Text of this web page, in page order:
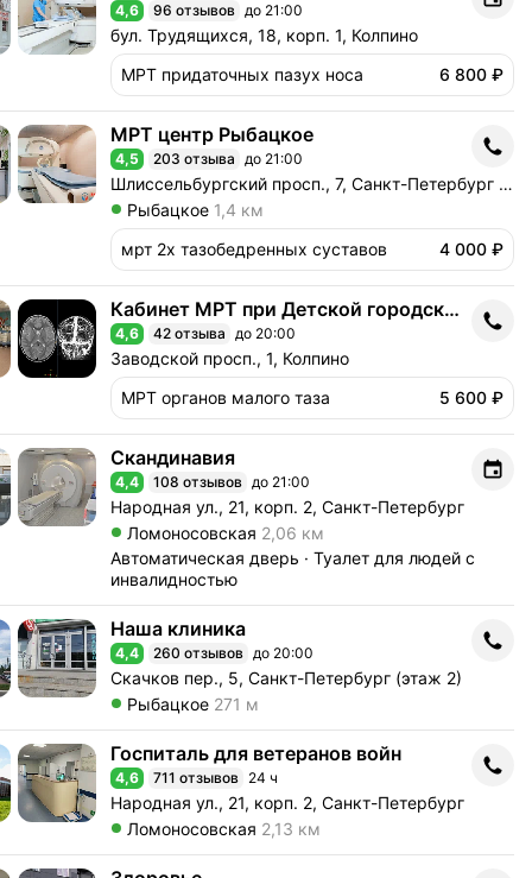
Рейтинг 4,6 из 5
4,6 96 отзывов до 21:00
Адрес: бул. Трудящихся, 18, корп. 1, Колпино .
бул. Трудящихся, 18, корп. 1, Колпино
МРТ придаточных пазух носа
6 800 ₽
МРТ центр РыбацкоеМРТ центр Рыбацкое
Рейтинг 4,5 из 5
4,5 203 отзыва до 21:00
Адрес: Шлиссельбургский просп., 7, Санкт-
Шлиссельбургский просп., 7, Санкт-Петербург (вход с левого торца здания, ТЦ "Эврика", этаж 1)
Метро Рыбацкое Расстояние 1,4 км
Рыбацкое 1,4 км
мрт 2х тазобедренных суставов
4 000 ₽
Кабинет МРТ при Детской городской больнице № 22Кабинет МРТ при Детской городской больнице № 22
Рейтинг 4,6 из 5
4,6 42 отзыва до 20:00
Адрес: Заводской просп., 1, Колпино .
Заводской просп., 1, Колпино
МРТ органов малого таза
5 600 ₽
СкандинавияСкандинавия
Рейтинг 4,4 из 5
4,4 108 отзывов до 21:00
Адрес: Народная ул., 21, корп. 2, Санкт-Петербург .
Народная ул., 21, корп. 2, Санкт-Петербург
Метро Ломоносовская Расстояние 2,06 км
Ломоносовская 2,06 км
Автоматическая дверь
Туалет для людей с
инвалидностью
Наша клиникаНаша клиника
Рейтинг 4,4 из 5
4,4 260 отзывов до 20:00
Адрес: Скачков пер., 5, Санкт-Петербург (этаж 2) .
Скачков пер., 5, Санкт-Петербург (этаж 2)
Метро Рыбацкое Расстояние 271 м
Рыбацкое 271 м
Госпиталь для ветеранов войн
Госпиталь для ветеранов войн
Рейтинг 4,6 из 5
4,6 711 отзывов 24 ч
Адрес: Народная ул., 21, корп. 2, Санкт-Петербург .
Народная ул., 21, корп. 2, Санкт-Петербург
Метро Ломоносовская Расстояние 2,13 км
Ломоносовская 2,13 км